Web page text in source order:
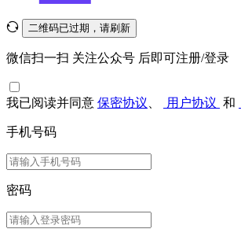
二维码已过期，请刷新
微信扫一扫 关注公众号 后即可注册/登录
我已阅读并同意 保密协议 用户协议 和
手机号码
密码